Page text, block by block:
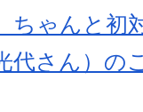
ちゃんと初
代さん）の